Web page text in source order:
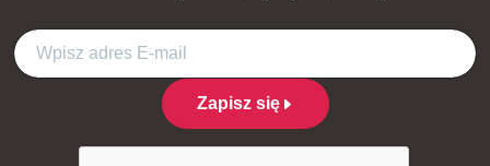
Zapisz się